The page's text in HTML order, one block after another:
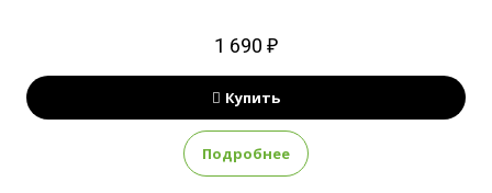
1 690 ₽
Купить
Подробнее